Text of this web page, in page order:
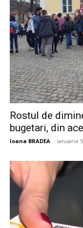
Rostul de
bugetari, din
Ioana BRADEA - ianuarie